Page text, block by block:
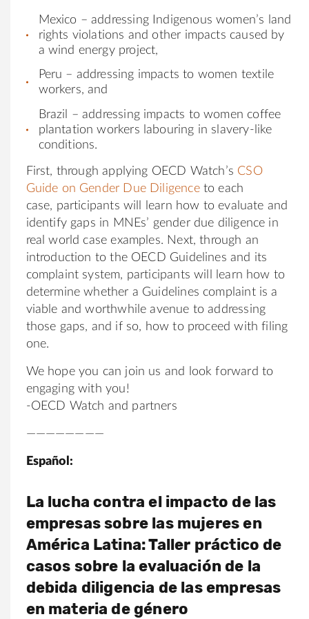
Mexico – addressing Indigenous women’s land
rights violations and other impacts caused by
a wind energy project,
Peru – addressing impacts to women textile
workers, and
Brazil – addressing impacts to women coffee
plantation workers labouring in slavery-like
conditions.
First, through applying OECD Watch’s CSO
Guide on Gender Due Diligenceto each
case, participants will learn how to evaluate and
identify gaps in MNEs’ gender due diligence in
real world case examples. Next, through an
introduction to the OECD Guidelines and its
complaint system, participants will learn how to
determine whether a Guidelines complaint is a
viable and worthwhile avenue to addressing
those gaps, and if so, how to proceed with filing
one.
We hope you can join us and look forward to
engaging with you!
-OECD Watch and partners
————————
Español:
La lucha contra el impacto de las
empresas sobre las mujeres en
América Latina: Taller práctico de
casos sobre la evaluación de la
debida diligencia de las empresas
en materia de género